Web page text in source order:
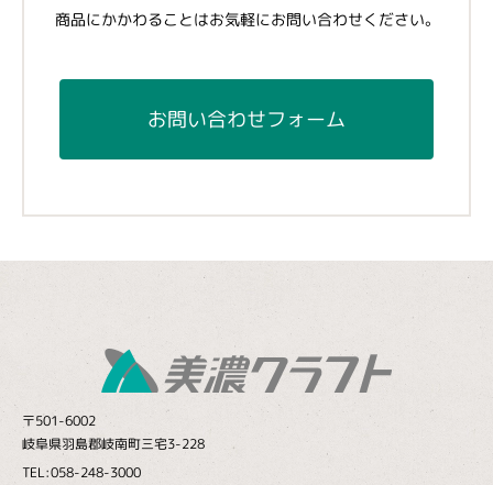
商品にかかわることはお気軽にお問い合わせください。
お問い合わせフォーム
〒501-6002
岐阜県羽島郡岐南町三宅3-228
TEL:058-248-3000